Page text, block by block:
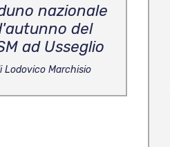
nazionale
del
ad Usseglio
Lodovico Marchisio